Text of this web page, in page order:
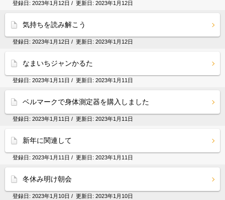
登録日: 2023年1月12日 / 更新日: 2023年1月12日
気持ちを読み解こう
登録日: 2023年1月12日 / 更新日: 2023年1月12日
なまいちジャンかるた
登録日: 2023年1月11日 / 更新日: 2023年1月11日
ベルマークで身体測定器を購入しました
登録日: 2023年1月11日 / 更新日: 2023年1月11日
新年に関連して
登録日: 2023年1月11日 / 更新日: 2023年1月11日
冬休み明け朝会
登録日: 2023年1月10日 / 更新日: 2023年1月10日